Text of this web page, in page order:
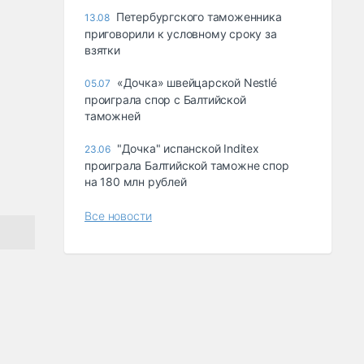
13.08 Петербургского таможенника
приговорили к условному сроку за
взятки
05.07
«Дочка» швейцарской Nestlé
проиграла спор с Балтийской
таможней
23.06 "Дочка" испанской Inditex
проиграла Балтийской таможне спор
на 180 млн рублей
Все новости